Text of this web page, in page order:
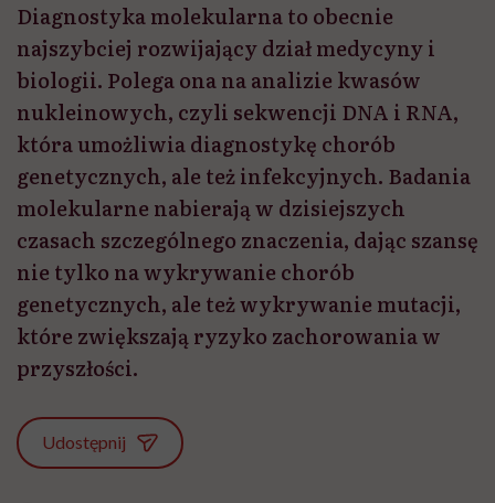
Diagnostyka molekularna to obecnie
najszybciej rozwijający dział medycyny i
biologii. Polega ona na analizie kwasów
nukleinowych, czyli sekwencji DNA i RNA,
która umożliwia diagnostykę chorób
genetycznych, ale też infekcyjnych. Badania
molekularne nabierają w dzisiejszych
czasach szczególnego znaczenia, dając szansę
nie tylko na wykrywanie chorób
genetycznych, ale też wykrywanie mutacji,
które zwiększają ryzyko zachorowania w
przyszłości.
Udostępnij